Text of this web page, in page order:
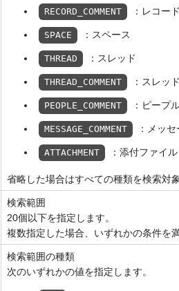
RECORD_COMMENT ：レコー
SPACE ：スペース
THREAD ：スレッド
THREAD_COMMENT ：スレッ
PEOPLE_COMMENT ：ピープ
MESSAGE_COMMENT ：メッ
ATTACHMENT ：添付ファイル
省略した場合はすべての種類を検索対
検索範囲
20個以下を指定します。
複数指定した場合、いずれかの条件を
検索範囲の種類
次のいずれかの値を指定します。